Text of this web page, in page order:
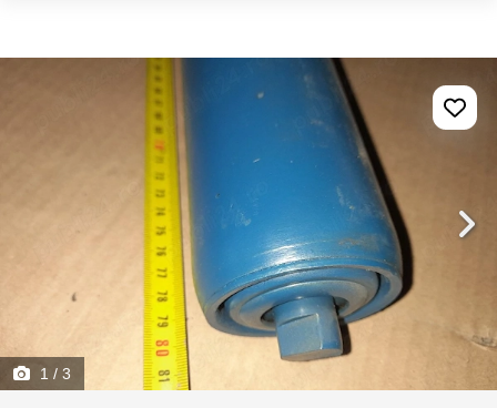
1 / 3